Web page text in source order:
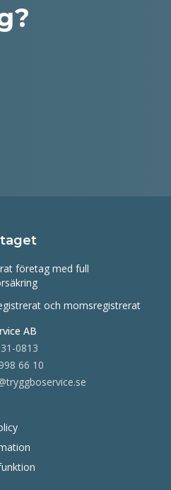
?
företag med full
och momsregistrerat
AB
0813
66 10